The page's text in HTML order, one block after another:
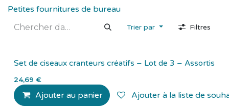
Petites fournitures de bureau
Trier par Filtres
Set de ciseaux cranteurs créatifs – Lot de 3 – Assortis
24,69 €
Ajouter au panier Ajouter à la liste de